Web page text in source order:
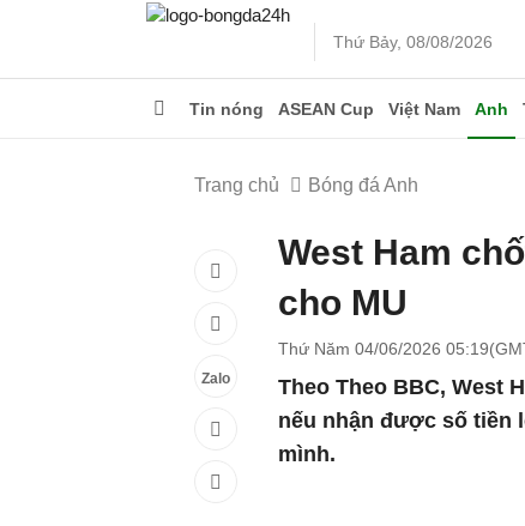
Thứ Bảy, 08/08/2026
Tin nóng ASEAN Cup Việt Nam Anh
Trang chủ Bóng đá Anh
Zalo
West Ham
cho MU
Thứ Năm 04/06/2026
Theo Theo BBC, West
nếu nhận được số tiền
mình.